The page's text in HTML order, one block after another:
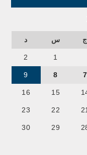
ج س د
1
2
7
8
9
15
16
22
23
29
30